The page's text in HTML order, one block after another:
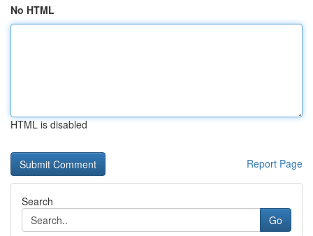
No HTML
HTML is disabled
Report Page
Search
Go